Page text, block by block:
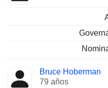
Bruce Hoberman
79 años